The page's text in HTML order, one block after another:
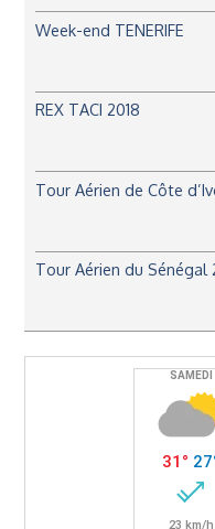
Week-end TENERIFE
REX TACI 2018
Tour Aérien de Côte
Tour Aérien du Sénégal